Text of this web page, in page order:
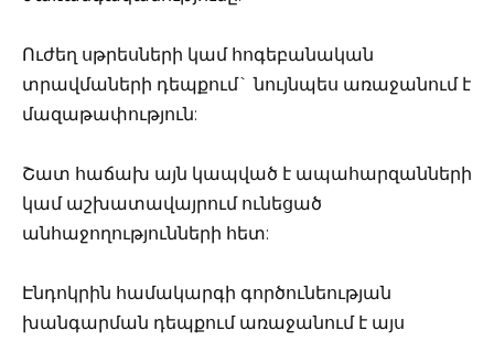
Ուժեղ սթրեսների կամ հոգեբանական
տրավմաների դեպքում` նույնպես առաջանում է
մազաթափություն:
Շատ հաճախ այն կապված է ապահարզանների
կամ աշխատավայրում ունեցած
անհաջողությունների հետ:
Էնդոկրին համակարգի գործունեության
խանգարման դեպքում առաջանում է այս